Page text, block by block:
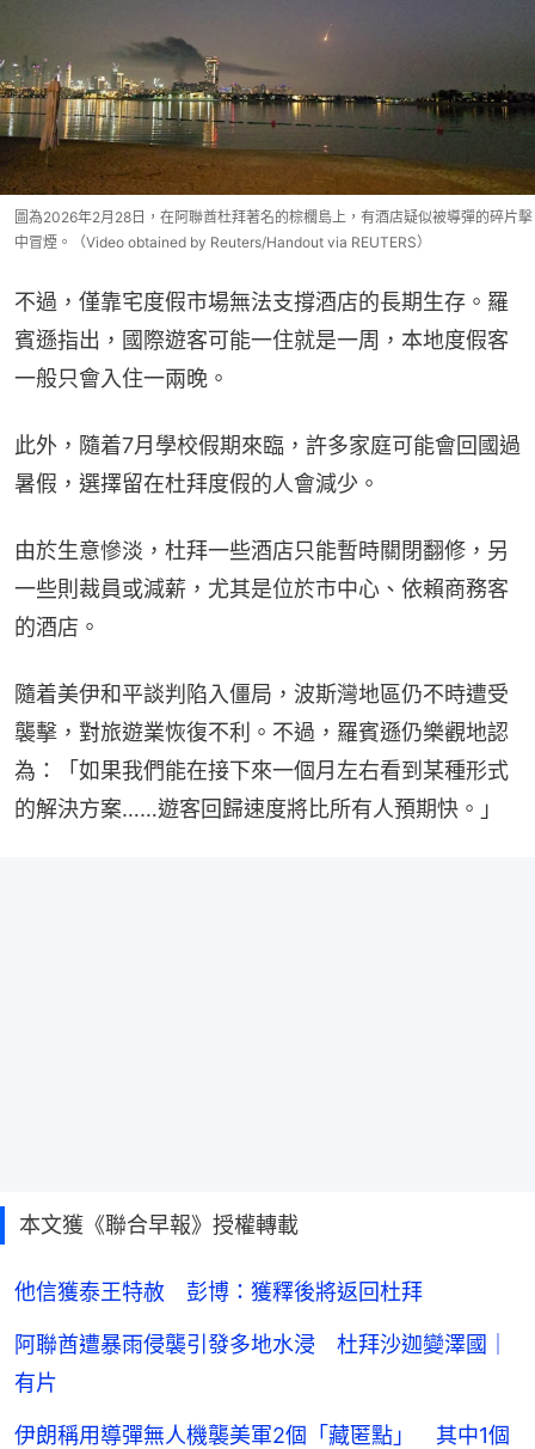
圖為2026年2月28日，在阿聯酋杜拜著名的棕櫚島上，有酒店疑似被導彈的碎片擊
中冒煙。（Video obtained by Reuters/Handout via REUTERS）
不過，僅靠宅度假市場無法支撐酒店的長期生存。羅
賓遜指出，國際遊客可能一住就是一周，本地度假客
一般只會入住一兩晚。
此外，隨着7月學校假期來臨，許多家庭可能會回國過
暑假，選擇留在杜拜度假的人會減少。
由於生意慘淡，杜拜一些酒店只能暫時關閉翻修，另
一些則裁員或減薪，尤其是位於市中心、依賴商務客
的酒店。
隨着美伊和平談判陷入僵局，波斯灣地區仍不時遭受
襲擊，對旅遊業恢復不利。不過，羅賓遜仍樂觀地認
為：「如果我們能在接下來一個月左右看到某種形式
的解決方案……遊客回歸速度將比所有人預期快。」
本文獲《聯合早報》授權轉載
他信獲泰王特赦 彭博：獲釋後將返回杜拜
阿聯酋遭暴雨侵襲引發多地水浸 杜拜沙迦變澤國｜
有片
伊朗稱用導彈無人機襲美軍2個「藏匿點」 其中1個